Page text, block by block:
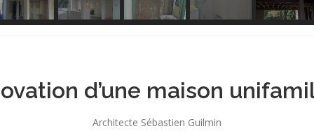
d’une maison
Architecte Sébastien Guilmin